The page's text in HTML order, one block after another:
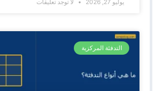
يوليو 27, 2026 لا توجد تعليقات
التدفئة المركزية